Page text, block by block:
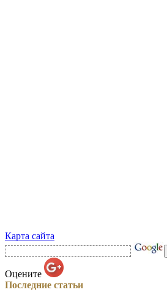
Карта сайта
Оцените
Последние статьи